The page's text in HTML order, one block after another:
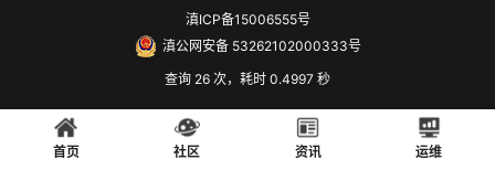
滇ICP备15006555号
滇公网安备 53262102000333号
查询 26 次，耗时 0.4997 秒
首页 社区 资讯 运维